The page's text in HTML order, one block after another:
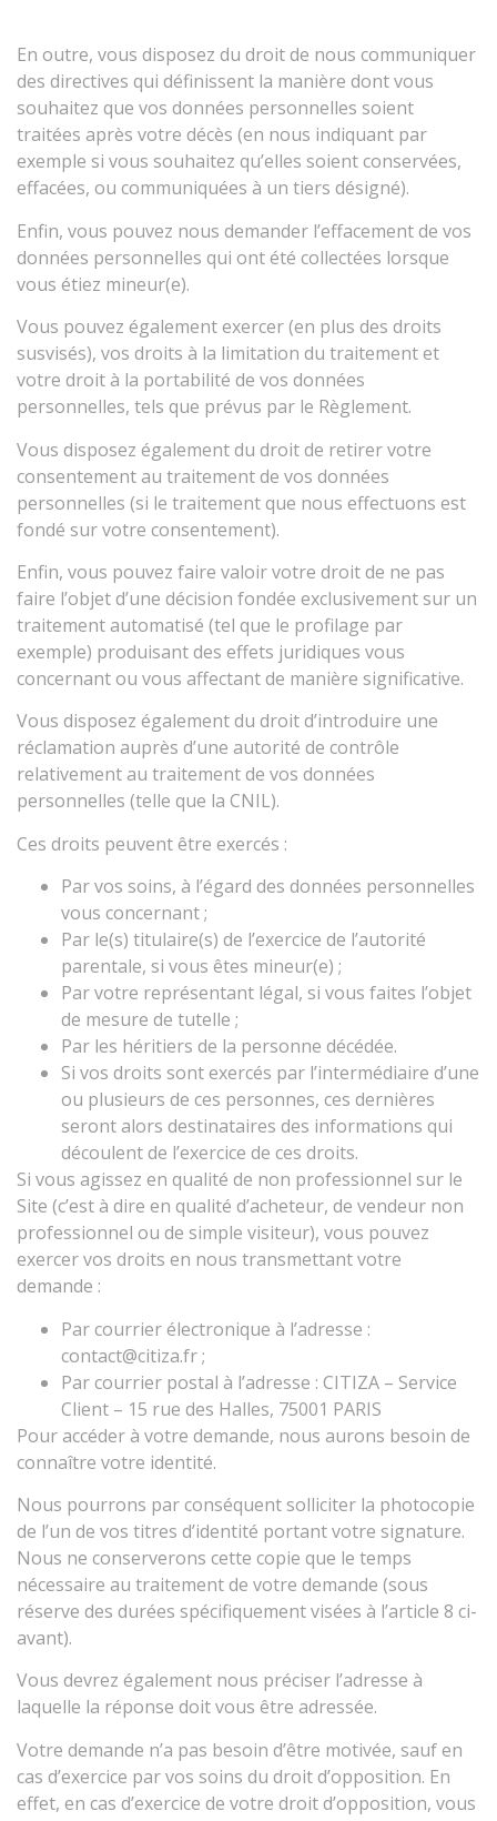
En outre, vous disposez du droit de nous communiquer
des directives qui définissent la manière dont vous
souhaitez que vos données personnelles soient
traitées après votre décès (en nous indiquant par
exemple si vous souhaitez qu’elles soient conservées,
effacées, ou communiquées à un tiers désigné).
Enfin, vous pouvez nous demander l’effacement de vos
données personnelles qui ont été collectées lorsque
vous étiez mineur(e).
Vous pouvez également exercer (en plus des droits
susvisés), vos droits à la limitation du traitement et
votre droit à la portabilité de vos données
personnelles, tels que prévus par le Règlement.
Vous disposez également du droit de retirer votre
consentement au traitement de vos données
personnelles (si le traitement que nous effectuons est
fondé sur votre consentement).
Enfin, vous pouvez faire valoir votre droit de ne pas
faire l’objet d’une décision fondée exclusivement sur un
traitement automatisé (tel que le profilage par
exemple) produisant des effets juridiques vous
concernant ou vous affectant de manière significative.
Vous disposez également du droit d’introduire une
réclamation auprès d’une autorité de contrôle
relativement au traitement de vos données
personnelles (telle que la CNIL).
Ces droits peuvent être exercés :
Par vos soins, à l’égard des données personnelles
vous concernant ;
Par le(s) titulaire(s) de l’exercice de l’autorité
parentale, si vous êtes mineur(e) ;
Par votre représentant légal, si vous faites l’objet
de mesure de tutelle ;
Par les héritiers de la personne décédée.
Si vos droits sont exercés par l’intermédiaire d’une
ou plusieurs de ces personnes, ces dernières
seront alors destinataires des informations qui
découlent de l’exercice de ces droits.
Si vous agissez en qualité de non professionnel sur le
Site (c’est à dire en qualité d’acheteur, de vendeur non
professionnel ou de simple visiteur), vous pouvez
exercer vos droits en nous transmettant votre
demande :
Par courrier électronique à l’adresse :
contact@citiza.fr ;
Par courrier postal à l’adresse : CITIZA – Service
Client – 15 rue des Halles, 75001 PARIS
Pour accéder à votre demande, nous aurons besoin de
connaître votre identité.
Nous pourrons par conséquent solliciter la photocopie
de l’un de vos titres d’identité portant votre signature.
Nous ne conserverons cette copie que le temps
nécessaire au traitement de votre demande (sous
réserve des durées spécifiquement visées à l’article 8 ci-
avant).
Vous devrez également nous préciser l’adresse à
laquelle la réponse doit vous être adressée.
Votre demande n’a pas besoin d’être motivée, sauf en
cas d’exercice par vos soins du droit d’opposition. En
effet, en cas d’exercice de votre droit d’opposition, vous